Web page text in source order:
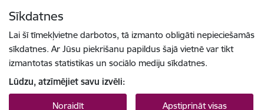
Sīkdatnes
Lai šī tīmekļvietne darbotos, tā izmanto obligāti nepieciešamās
sīkdatnes. Ar Jūsu piekrišanu papildus šajā vietnē var tikt
izmantotas statistikas un sociālo mediju sīkdatnes.
Lūdzu, atzīmējiet savu izvēli:
Noraidīt Apstiprināt visas